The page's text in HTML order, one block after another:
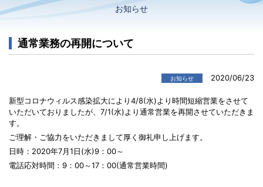
お知らせ
通常業務の再開について
お知らせ 2020/06/23
新型コロナウィルス感染拡大により4/8(水)より時間短縮営業をさせて
いただいておりましたが、7/1(水)より通常営業を再開させていただきま
す。
ご理解・ご協力をいただきまして厚く御礼申し上げます。
日時：2020年7月1日(水)9：00～
電話応対時間：9：00～17：00(通常営業時間)